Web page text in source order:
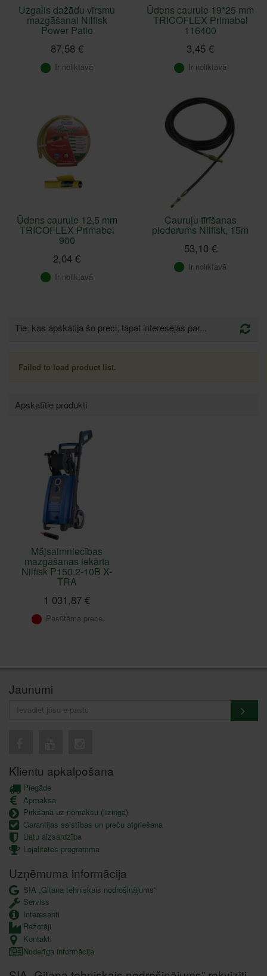
Uzgalis dažādu virsmu
mazgāšanai Nilfisk
Power Patio
87,58 €
Ir noliktavā
Ūdens caurule 19*25 mm
TRICOFLEX Primabel
116400
3,45 €
Ir noliktavā
Ūdens caurule 12,5 mm
TRICOFLEX Primabel
900
2,04 €
Ir noliktavā
Cauruļu tīrīšanas
piederums Nilfisk, 15m
53,10 €
Ir noliktavā
Tie, kas apskatīja šo preci, tāpat interesējās par...
Failed to load product list.
Apskatītie produkti
Mājsaimniecības
mazgāšanas iekārta
Nilfisk P150.2-10B X-
TRA
1 031,87 €
Pasūtāma prece
Jaunumi
Klientu apkalpošana
Piegāde
Apmaksa
Pirkšana uz nomaksu (līzingā)
Garantijas saistības un preču atgriešana
Datu aizsardzība
Lojalitātes programma
Uzņēmuma informācija
SIA „Gitana tehniskais nodrošinājums”
Serviss
Interesanti
Ražotāji
Kontakti
Noderīga informācija